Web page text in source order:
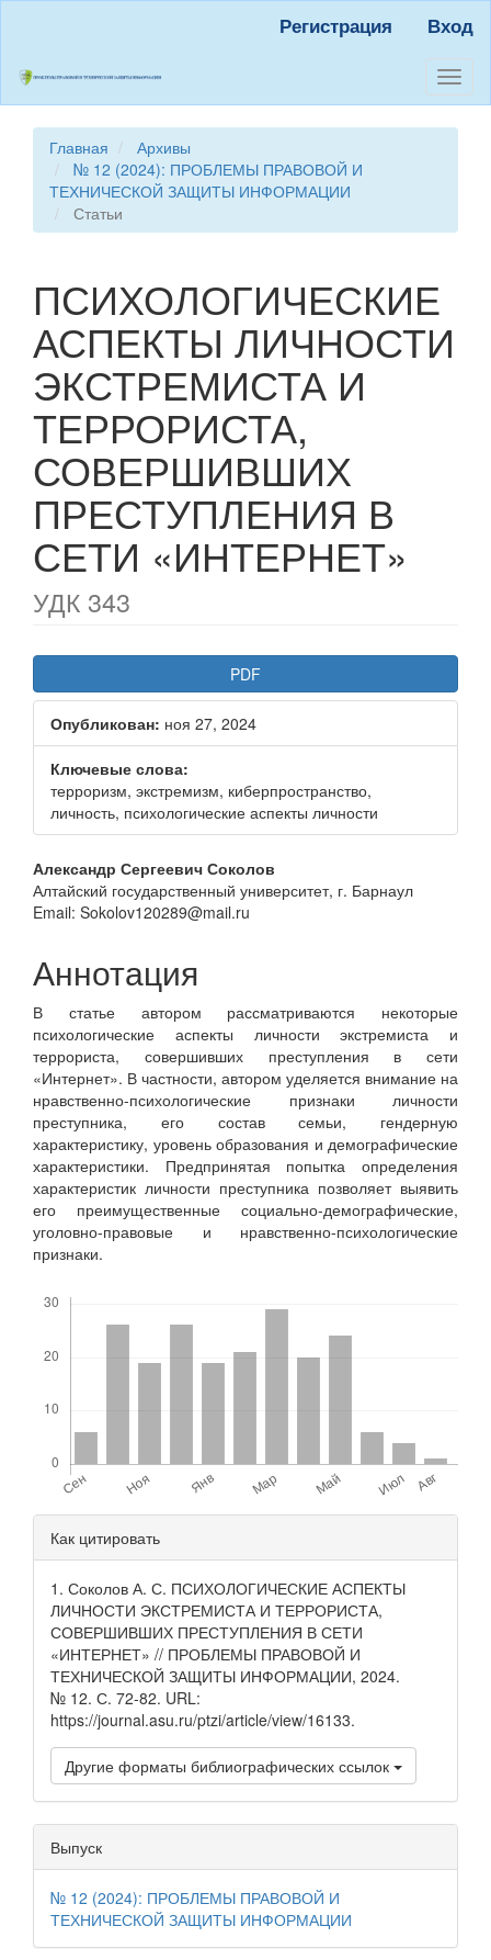
содержанию
навигация
Основное
содержание
Боковая
панель
Регистрация Вход
Главная
Архивы
№ 12 (2024): ПРОБЛЕМЫ ПРАВОВОЙ И
ТЕХНИЧЕСКОЙ ЗАЩИТЫ ИНФОРМАЦИИ
Статьи
ПСИХОЛОГИЧЕСКИЕ
АСПЕКТЫ ЛИЧНОСТИ
ЭКСТРЕМИСТА И
ТЕРРОРИСТА,
СОВЕРШИВШИХ
ПРЕСТУПЛЕНИЯ В
СЕТИ «ИНТЕРНЕТ»
УДК 343
Статья
боковой
панели
PDF
Опубликован: ноя 27, 2024
Ключевые слова:
терроризм, экстремизм, киберпространство,
личность, психологические аспекты личности
Основное
содержание
Александр Сергеевич Соколов
Алтайский государственный университет, г. Барнаул
Email: Sokolov120289@mail.ru
Аннотация
В статье автором рассматриваются некоторые
психологические аспекты личности экстремиста и
террориста, совершивших преступления в сети
«Интернет». В частности, автором уделяется внимание на
нравственно-психологические признаки личности
преступника, его состав семьи, гендерную
характеристику, уровень образования и демографические
характеристики. Предпринятая попытка определения
характеристик личности преступника позволяет выявить
его преимущественные социально-демографические,
уголовно-правовые и нравственно-психологические
признаки.
Детали
статьи
Как цитировать
1. Соколов А. С. ПСИХОЛОГИЧЕСКИЕ АСПЕКТЫ
ЛИЧНОСТИ ЭКСТРЕМИСТА И ТЕРРОРИСТА,
СОВЕРШИВШИХ ПРЕСТУПЛЕНИЯ В СЕТИ
«ИНТЕРНЕТ» // ПРОБЛЕМЫ ПРАВОВОЙ И
ТЕХНИЧЕСКОЙ ЗАЩИТЫ ИНФОРМАЦИИ, 2024.
№ 12. С. 72-82. URL:
https://journal.asu.ru/ptzi/article/view/16133.
Другие форматы библиографических ссылок
Выпуск
№ 12 (2024): ПРОБЛЕМЫ ПРАВОВОЙ И
ТЕХНИЧЕСКОЙ ЗАЩИТЫ ИНФОРМАЦИИ